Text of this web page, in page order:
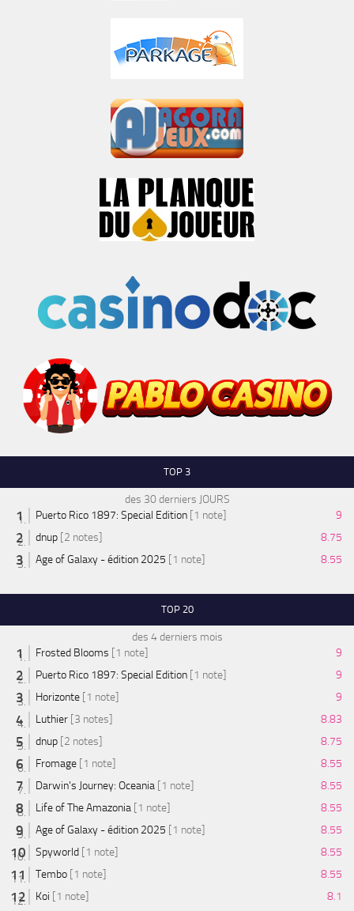
TOP 3
des 30 derniers JOURS
Puerto Rico 1897: Special Edition [1 note]
9
dnup [2 notes]
8.75
Age of Galaxy - édition 2025 [1 note] 8.55
TOP 20
des 4 derniers mois
Frosted Blooms [1 note]
9
Puerto Rico 1897: Special Edition [1 note]
9
Horizonte [1 note]
9
Luthier [3 notes]
8.83
dnup [2 notes]
8.75
Fromage [1 note]
8.55
Darwin's Journey: Oceania [1 note]
8.55
Life of The Amazonia [1 note]
8.55
Age of Galaxy - édition 2025 [1 note]
8.55
Spyworld [1 note]
8.55
Tembo [1 note]
8.55
Koi [1 note]
8.1